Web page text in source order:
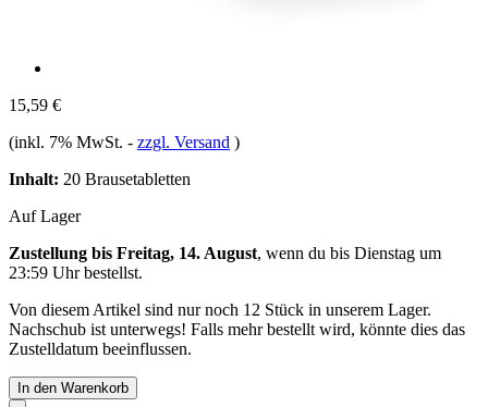
15,59 €
(inkl. 7% MwSt. - zzgl. Versand )
Inhalt: 20 Brausetabletten
Auf Lager
Zustellung bis Freitag, 14. August, wenn du bis Dienstag um
23:59 Uhrbestellst.
Von diesem Artikel sind nur noch 12 Stück in unserem Lager.
Nachschub ist unterwegs! Falls mehr bestellt wird, könnte dies das
Zustelldatum beeinflussen.
In den Warenkorb